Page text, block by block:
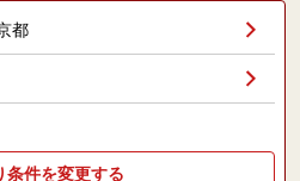
都
条件を変更する